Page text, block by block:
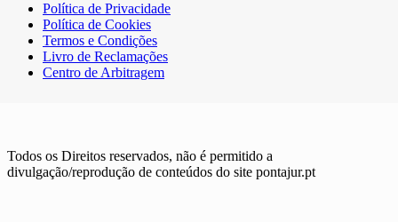
Política de Privacidade
Política de Cookies
Termos e Condições
Livro de Reclamações
Centro de Arbitragem
Todos os Direitos reservados, não é permitido a
divulgação/reprodução de conteúdos do site pontajur.pt